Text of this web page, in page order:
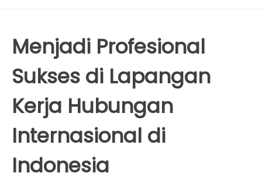
Menjadi Profesional
Sukses di Lapangan
Kerja Hubungan
Internasional di
Indonesia